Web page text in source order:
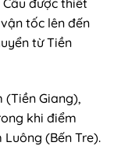
được thiết
tốc lên đến
từ Tiền
Giang),
khi điểm
(Bến Tre).